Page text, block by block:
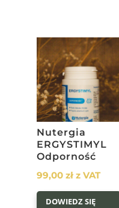
Nutergia
ERGYSTIMYL
Odporność
99,00 zł z VAT
DOWIEDZ SIĘ